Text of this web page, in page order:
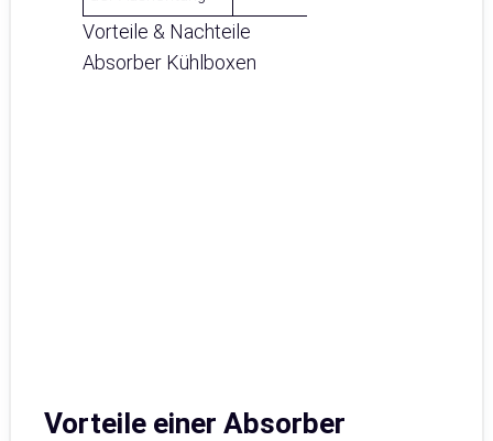
Vorteile & Nachteile
Absorber Kühlboxen
Vorteile einer Absorber